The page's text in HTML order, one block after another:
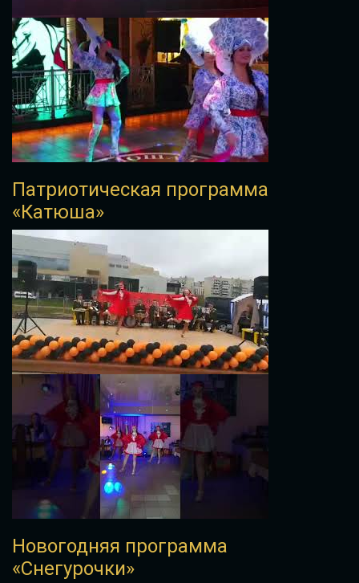
Патриотическая программа
«Катюша»
Новогодняя программа
«Снегурочки»